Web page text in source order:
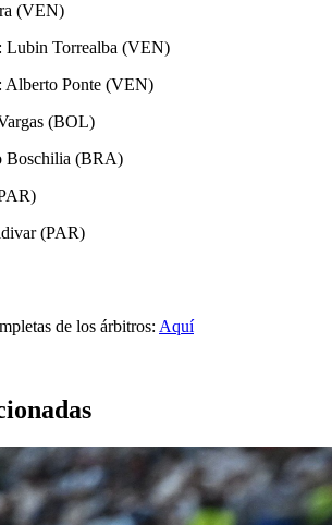
(VEN)
Lubin Torrealba (VEN)
Alberto Ponte (VEN)
(BOL)
Boschilia (BRA)
(PAR)
de los árbitros: Aquí